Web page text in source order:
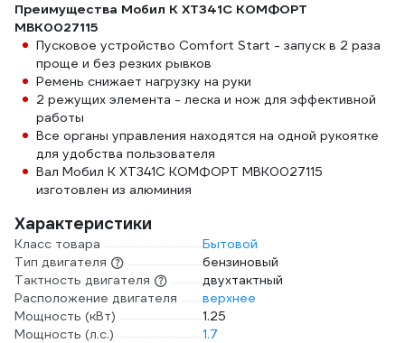
Преимущества Мобил К XT341С КОМФОРТ
MBK0027115
Пусковое устройство Comfort Start - запуск в 2 раза
проще и без резких рывков
Ремень снижает нагрузку на руки
2 режущих элемента - леска и нож для эффективной
работы
Все органы управления находятся на одной рукоятке
для удобства пользователя
Вал Мобил К XT341С КОМФОРТ MBK0027115
изготовлен из алюминия
Характеристики
Класс товара
Бытовой
Тип двигателя
бензиновый
Тактность двигателя
двухтактный
Расположение двигателя
верхнее
Мощность (кВт)
1.25
Мощность (л.с.)
1.7